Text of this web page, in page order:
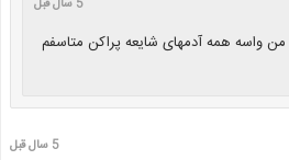
5 سال قبل
من واسه همه آدمهای شایعه پراکن متاسفم
5 سال قبل